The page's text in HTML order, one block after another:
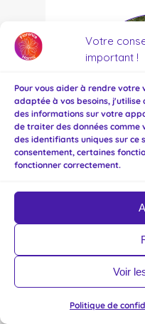
Votre
important !
Pour vous aider à rendre votre
adaptée à vos besoins, j'utilise
des informations sur votre
de traiter des données
des identifiants uniques sur ce
consentement, certaines
fonctionner correctement.
Voir
Politique de